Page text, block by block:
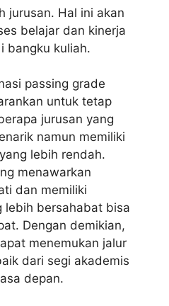
jurusan. Hal ini akan
belajar dan kinerja
bangku kuliah.
passing grade
untuk tetap
jurusan yang
namun memiliki
lebih rendah.
menawarkan
dan memiliki
lebih bersahabat bisa
Dengan demikian,
menemukan jalur
dari segi akademis
depan.